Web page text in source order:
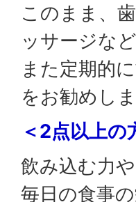
このまま、
ッサージな
また定期的
をお勧めしま
＜2点以上の
飲み込む力
毎日の食事